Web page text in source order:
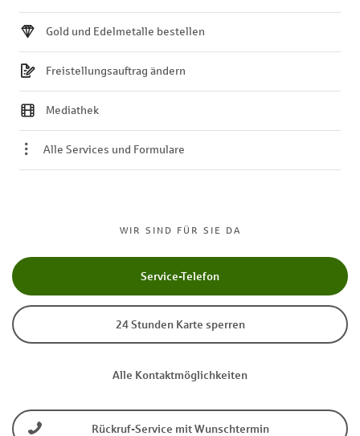
WIR SIND FÜR SIE DA
Service-Telefon
24 Stunden Karte sperren
Alle Kontaktmöglichkeiten
Rückruf-Service mit Wunschtermin
Gold und Edelmetalle bestellen
Freistellungsauftrag ändern
Mediathek
Alle Services und Formulare